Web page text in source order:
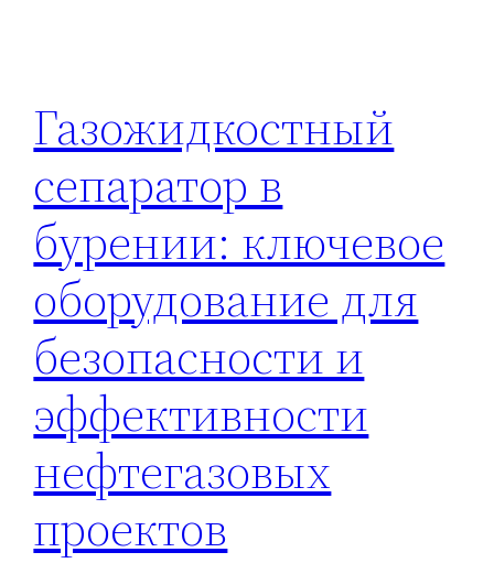
Газожидкостный
сепаратор в
бурении: ключевое
оборудование для
безопасности и
эффективности
нефтегазовых
проектов